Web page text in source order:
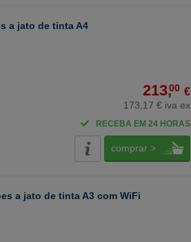
a jato de tinta A4
213,00 €
173,17 € iva ex
RECEBA EM 24 HORAS
comprar >
a jato de tinta A3 com WiFi